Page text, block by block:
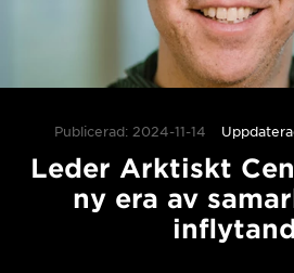
Publicerad: 2024-11-14
Leder Arktiskt
ny era av